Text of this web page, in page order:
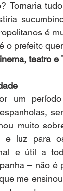
Tornaria
é
o prefeito
teatro e
um
muito
e luz para
e útil a
– não é
me